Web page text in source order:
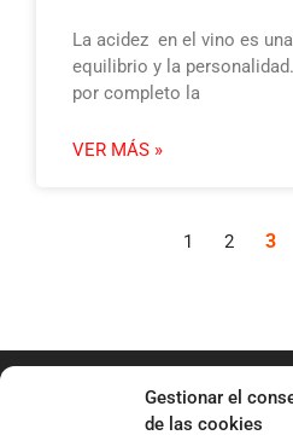
Gestionar el
de las cookies
La acidez en el vino es
equilibrio y la
por completo la
VER MÁS »
1 2 3